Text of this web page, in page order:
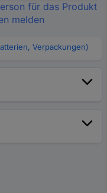
für das Produkt
melden
Verpackungen)